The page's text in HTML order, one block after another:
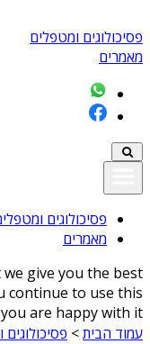
פסיכולוגים ומטפלים
מאמרים
פסיכולוגים
מאמרים
give you the best
continue to use this
are happy with it
עמוד הבית>